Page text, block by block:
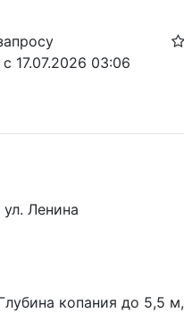
17.07.2026 03:06
Ленина
копания до 5,5 м,